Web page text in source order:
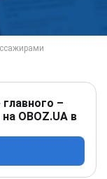
–
OBOZ.UA в